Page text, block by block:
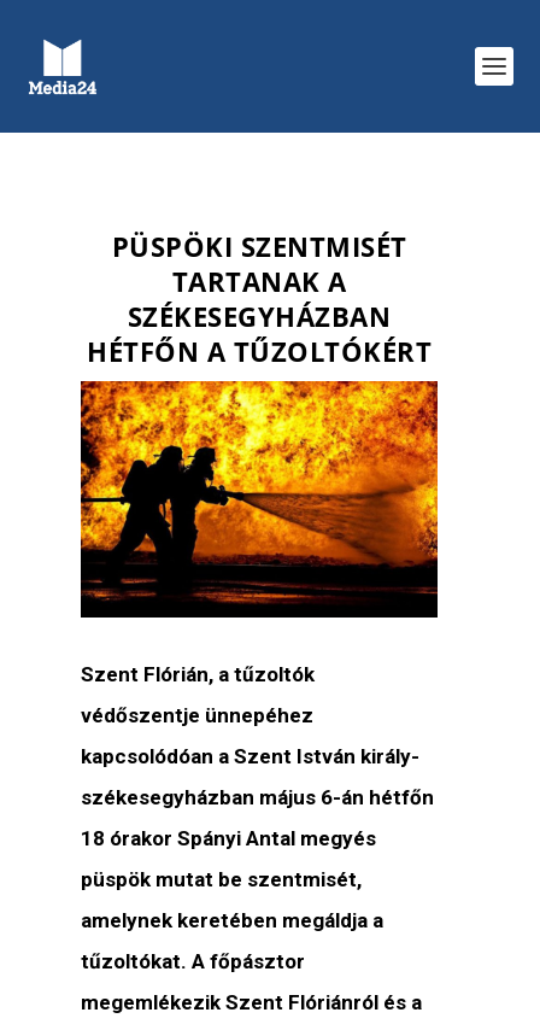
PÜSPÖKI SZENTMISÉT
TARTANAK A
SZÉKESEGYHÁZBAN
HÉTFŐN A TŰZOLTÓKÉRT
Szent Flórián, a tűzoltók
védőszentje ünnepéhez
kapcsolódóan a Szent István király-
székesegyházban május 6-án hétfőn
18 órakor Spányi Antal megyés
püspök mutat be szentmisét,
amelynek keretében megáldja a
tűzoltókat. A főpásztor
megemlékezik Szent Flóriánról és a